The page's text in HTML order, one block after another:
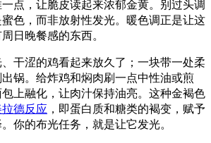
点，让脆皮读起来浓郁金黄。别过头调
色，而非放射性发光。暖色调正是让这
日晚餐感的东西。
干涩的鸡看起来放久了；一块带一处柔
锅。给炸鸡和焖肉刷一点中性油或煎
上融化，让肉汁保持油亮。这种金褐色
拉德反应 ，即蛋白质和糖类的褐变，赋予
你的布光任务，就是让它发光。